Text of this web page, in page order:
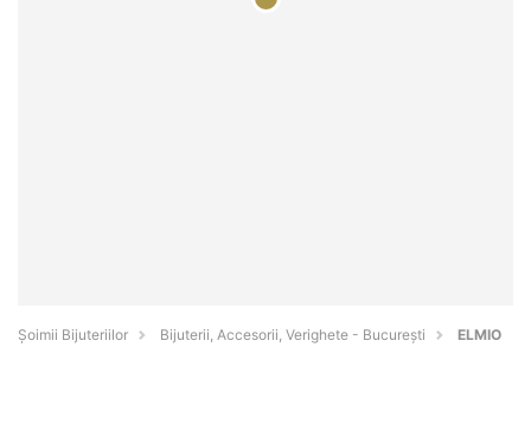
Şoimii Bijuteriilor Bijuterii, Accesorii, Verighete - Bucureşti ELMIO